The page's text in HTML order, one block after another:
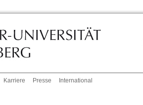
Karriere Presse International